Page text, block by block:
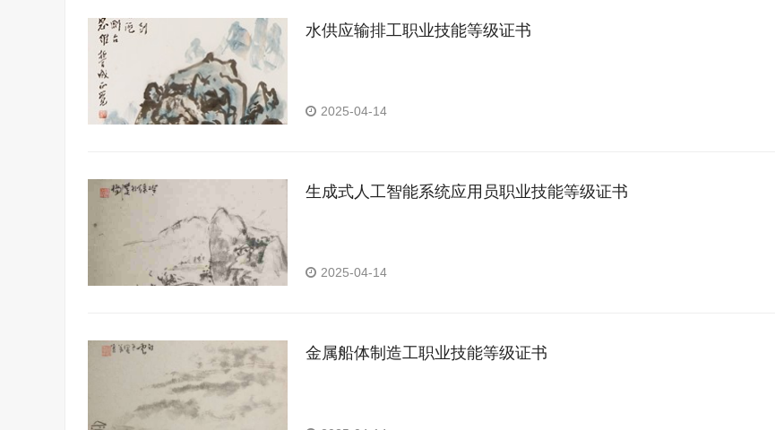
水供应输排工职业技能等级证书
2025-04-14
生成式人工智能系统应用员职业技能等级证书
2025-04-14
金属船体制造工职业技能等级证书